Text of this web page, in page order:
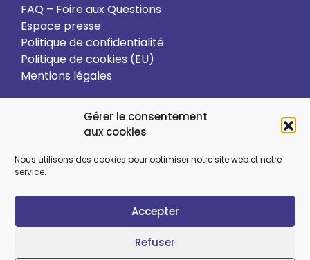
Gérer le consentement
aux cookies
Nous utilisons des cookies pour optimiser notre site web et notre
service.
Accepter
Refuser
FAQ – Foire aux Questions
Espace presse
Politique de confidentialité
Politique de cookies (EU)
Mentions légales
Action solidaire Formation
Ecologie intégrale